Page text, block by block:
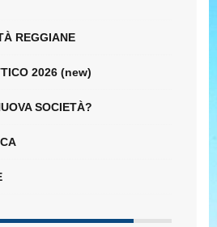
REGGIANE
2026 (new)
SOCIETÀ?